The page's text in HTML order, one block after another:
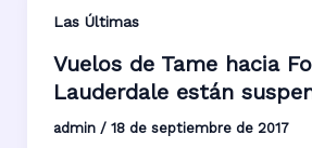
Las Últimas
Vuelos de Tame hacia
Lauderdale están
admin / 18 de septiembre de 2017